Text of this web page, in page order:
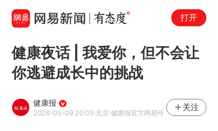
打开
健康夜话 | 我爱你，但不会让
你逃避成长中的挑战
健康报
2026-05-09 20:09·北京·健康报官方网易号
关注